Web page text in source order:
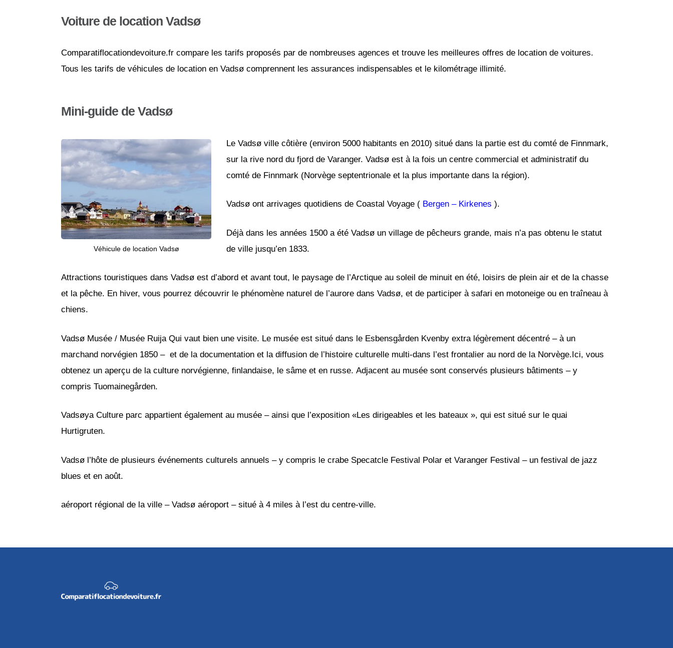
Voiture de location Vadsø
Comparatiflocationdevoiture.fr compare les tarifs proposés par de nombreuses agences et trouve les meilleures offres de location de voitures.
Tous les tarifs de véhicules de location en Vadsø comprennent les assurances indispensables et le kilométrage illimité.
Mini-guide de Vadsø
Véhicule de location Vadsø
Le Vadsø ville côtière (environ 5000 habitants en 2010) situé dans la partie est du comté de Finnmark,
sur la rive nord du fjord de Varanger. Vadsø est à la fois un centre commercial et administratif du
comté de Finnmark (Norvège septentrionale et la plus importante dans la région).
Vadsø ont arrivages quotidiens de Coastal Voyage ( Bergen – Kirkenes ).
Déjà dans les années 1500 a été Vadsø un village de pêcheurs grande, mais n’a pas obtenu le statut
de ville jusqu’en 1833.
Attractions touristiques dans Vadsø est d’abord et avant tout, le paysage de l’Arctique au soleil de minuit en été, loisirs de plein air et de la chasse
et la pêche. En hiver, vous pourrez découvrir le phénomène naturel de l’aurore dans Vadsø, et de participer à safari en motoneige ou en traîneau à
chiens.
Vadsø Musée / Musée Ruija Qui vaut bien une visite. Le musée est situé dans le Esbensgården Kvenby extra légèrement décentré – à un
marchand norvégien 1850 – et de la documentation et la diffusion de l’histoire culturelle multi-dans l’est frontalier au nord de la Norvège.Ici, vous
obtenez un aperçu de la culture norvégienne, finlandaise, le sâme et en russe. Adjacent au musée sont conservés plusieurs bâtiments – y
compris Tuomainegården.
Vadsøya Culture parc appartient également au musée – ainsi que l’exposition «Les dirigeables et les bateaux », qui est situé sur le quai
Hurtigruten.
Vadsø l’hôte de plusieurs événements culturels annuels – y compris le crabe Specatcle Festival Polar et Varanger Festival – un festival de jazz
blues et en août.
aéroport régional de la ville – Vadsø aéroport – situé à 4 miles à l’est du centre-ville.